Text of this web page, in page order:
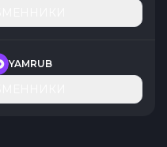
YAMRUB